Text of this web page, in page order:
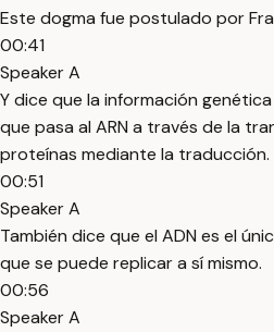
Este dogma fue postulado por
00:41
Speaker A
Y dice que la información
que pasa al ARN a través de la
proteínas mediante la traducción.
00:51
Speaker A
También dice que el ADN es el
que se puede replicar a sí mismo.
00:56
Speaker A